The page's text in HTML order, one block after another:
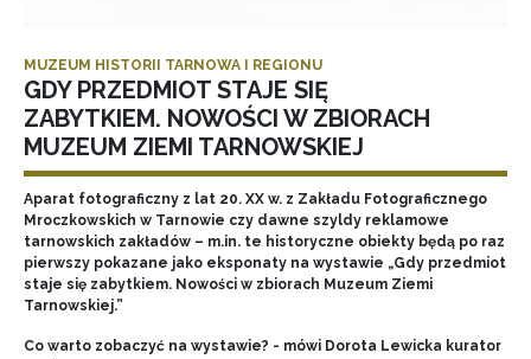
MUZEUM HISTORII TARNOWA I REGIONU
GDY PRZEDMIOT STAJE SIĘ
ZABYTKIEM. NOWOŚCI W ZBIORACH
MUZEUM ZIEMI TARNOWSKIEJ
Aparat fotograficzny z lat 20. XX w. z Zakładu Fotograficznego
Mroczkowskich w Tarnowie czy dawne szyldy reklamowe
tarnowskich zakładów – m.in. te historyczne obiekty będą po raz
pierwszy pokazane jako eksponaty na wystawie „Gdy przedmiot
staje się zabytkiem. Nowości w zbiorach Muzeum Ziemi
Tarnowskiej.”
Co warto zobaczyć na wystawie? - mówi Dorota Lewicka kurator